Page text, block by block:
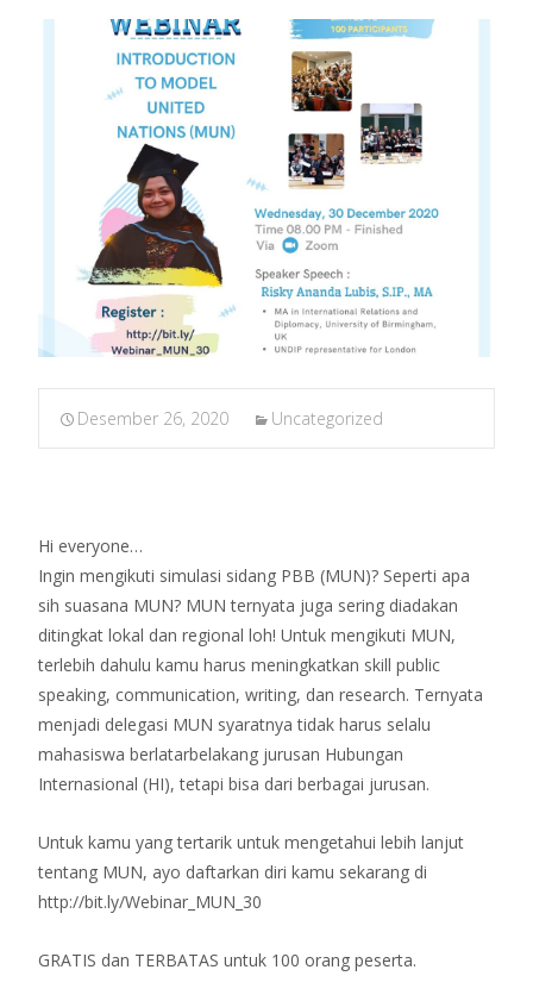
Desember 26, 2020 Uncategorized
Hi everyone…
Ingin mengikuti simulasi sidang PBB (MUN)? Seperti apa
sih suasana MUN? MUN ternyata juga sering diadakan
ditingkat lokal dan regional loh! Untuk mengikuti MUN,
terlebih dahulu kamu harus meningkatkan skill public
speaking, communication, writing, dan research. Ternyata
menjadi delegasi MUN syaratnya tidak harus selalu
mahasiswa berlatarbelakang jurusan Hubungan
Internasional (HI), tetapi bisa dari berbagai jurusan.
Untuk kamu yang tertarik untuk mengetahui lebih lanjut
tentang MUN, ayo daftarkan diri kamu sekarang di
http://bit.ly/Webinar_MUN_30
GRATIS dan TERBATAS untuk 100 orang peserta.